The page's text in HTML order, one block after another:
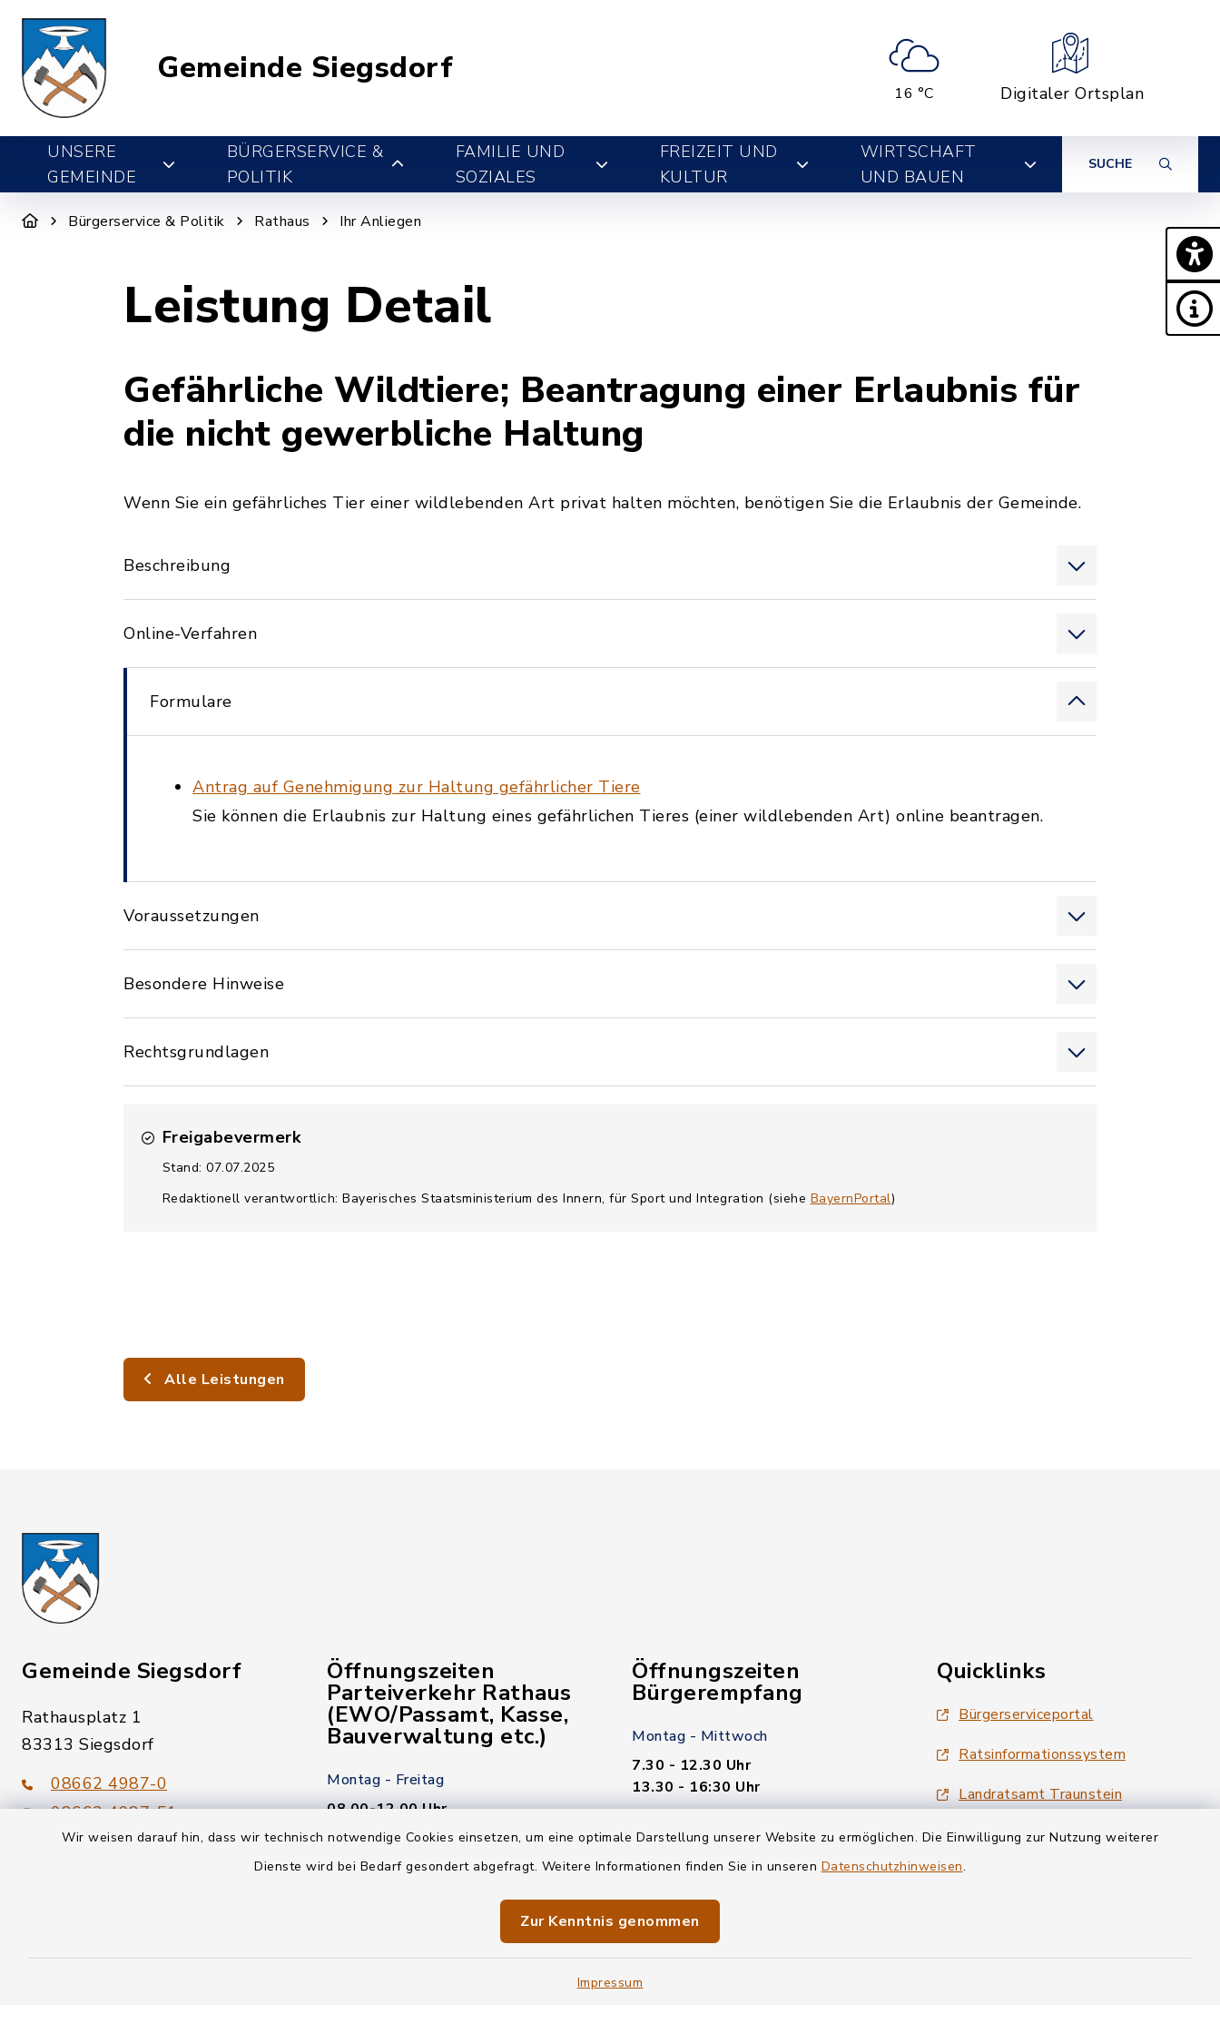
Wir weisen darauf hin, dass wir technisch notwendige Cookies einsetzen, um eine optimale Darstellung unserer Website zu ermöglichen. Die Einwilligung zur Nutzung weiterer
Dienste wird bei Bedarf gesondert abgefragt. Weitere Informationen finden Sie in unseren Datenschutzhinweisen.
Zur Kenntnis genommen
Impressum
Gemeinde Siegsdorf
16 °C Digitaler Ortsplan
UNSERE
GEMEINDE
BÜRGERSERVICE &
POLITIK
FAMILIE UND
SOZIALES
FREIZEIT UND
KULTUR
WIRTSCHAFT
UND BAUEN
SUCHE
Bürgerservice & Politik Rathaus Ihr Anliegen
Leistung Detail
Gefährliche Wildtiere; Beantragung einer Erlaubnis für
die nicht gewerbliche Haltung
Wenn Sie ein gefährliches Tier einer wildlebenden Art privat halten möchten, benötigen Sie die Erlaubnis der Gemeinde.
Beschreibung
Online-Verfahren
Formulare
Antrag auf Genehmigung zur Haltung gefährlicher Tiere
Sie können die Erlaubnis zur Haltung eines gefährlichen Tieres (einer wildlebenden Art) online beantragen.
Voraussetzungen
Besondere Hinweise
Rechtsgrundlagen
Freigabevermerk
Stand: 07.07.2025
Redaktionell verantwortlich: Bayerisches Staatsministerium des Innern, für Sport und Integration (siehe BayernPortal)
Alle Leistungen
Gemeinde Siegsdorf
Rathausplatz 1
83313 Siegsdorf
08662 4987-0
08662 4987-51
gemeinde@siegsdorf.bayern.de
Öffnungszeiten
Parteiverkehr Rathaus
(EWO/Passamt, Kasse,
Bauverwaltung etc.)
Montag - Freitag
08.00-12.00 Uhr
Öffnungszeiten
Bürgerempfang
Montag - Mittwoch
7.30 - 12.30 Uhr
13.30 - 16:30 Uhr
Donnerstag
7.30 - 12.30 Uhr
Freitag
7.30 - 12.30 Uhr
Quicklinks
Bürgerserviceportal
Ratsinformationssystem
Landratsamt Traunstein
Tourismus Siegsdorf
Wirtschaftsregion Chiemgau